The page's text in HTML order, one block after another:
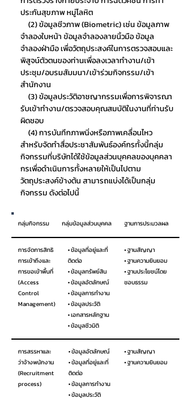
ประกันสุขภาพ หมู่โลหิต
(2) ข้อมูลชีวภาพ (Biometric) เช่น ข้อมูลภาพ
จำลองใบหน้า ข้อมูลจำลองลายนิ้วมือ ข้อมูล
จำลองฝ่ามือ เพื่อวัตถุประสงค์ในการตรวจสอบและ
พิสูจน์ตัวตนของท่านเพื่อลงเวลาทำงาน/เข้า
ประชุม/อบรมสัมมนา/เข้าร่วมกิจกรรม/เข้า
สำนักงาน
(3) ข้อมูลประวัติอาชญากรรมเพื่อการพิจารณา
รับเข้าทำงาน/ตรวจสอบคุณสมบัติในงานที่ท่านรับ
ผิดชอบ
(4) การบันทึกภาพนิ่งหรือภาพเคลื่อนไหว
สำหรับจัดทำสื่อประชาสัมพันธ์องค์กรทั้งนี้กลุ่ม
กิจกรรมที่บริษัทได้ใช้ข้อมูลส่วนบุคคลของบุคคลา
กรเพื่อดำเนินการทั้งหลายให้เป็นไปตาม
วัตถุประสงค์ข้างต้น สามารถแบ่งได้เป็นกลุ่ม
กิจกรรม ดังต่อไปนี้
กลุ่มกิจกรรม กลุ่มข้อมูลส่วนบุคคล ฐานการประมวลผล
การจัดการสิทธิ
การเข้าถึงและ
การขอเข้าพื้นที่
(Access
Control
Management)
• ข้อมูลที่อยู่และที่
ติดต่อ
• ข้อมูลทรัพย์สิน
• ข้อมูลอัตลักษณ์
• ข้อมูลการทำงาน
• ข้อมูลประวัติ
• เอกสารหลักฐาน
• ข้อมูลชีวมิติ
• ฐานสัญญา
• ฐานความยินยอม
• ฐานประโยชน์โดย
ชอบธรรม
การสรรหาและ
ว่าจ้างพนักงาน
(Recruitment
process)
• ข้อมูลอัตลักษณ์
• ข้อมูลที่อยู่และที่
ติดต่อ
• ข้อมูลการทำงาน
• ข้อมูลประวัติ
• ฐานสัญญา
• ฐานความยินยอม